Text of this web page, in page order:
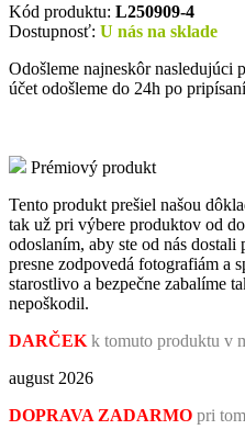
Kód produktu: L250909-4
Dostupnosť: U nás na sklade
Odošleme najneskôr nasledujúci
účet odošleme do 24h po
Prémiový produkt
Tento produkt prešiel našou
tak už pri výbere produktov od
odoslaním, aby ste od nás
presne zodpovedá fotografiám a
starostlivo a bezpečne zabalíme
nepoškodil.
DARČEK k tomuto produktu v
august 2026
DOPRAVA ZADARMO pri